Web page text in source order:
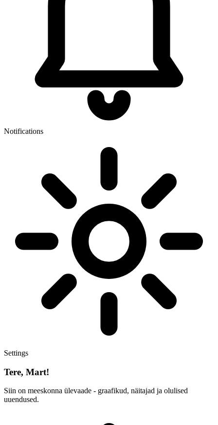
Notifications
Settings
Tere, Mart!
Siin on meeskonna ülevaade - graafikud, näitajad ja olulised
uuendused.